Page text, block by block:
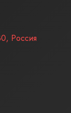
, Россия